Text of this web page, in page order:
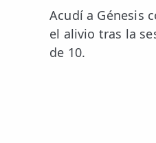
😧 Fisioterapia ATM
🦴 Osteopatía
Acudí a Génesis
el alivio tras la
de 10.